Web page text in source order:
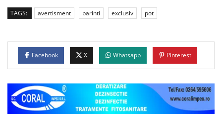
TAGS: avertisment parinti exclusiv pot
Facebook X Whatsapp Pinterest